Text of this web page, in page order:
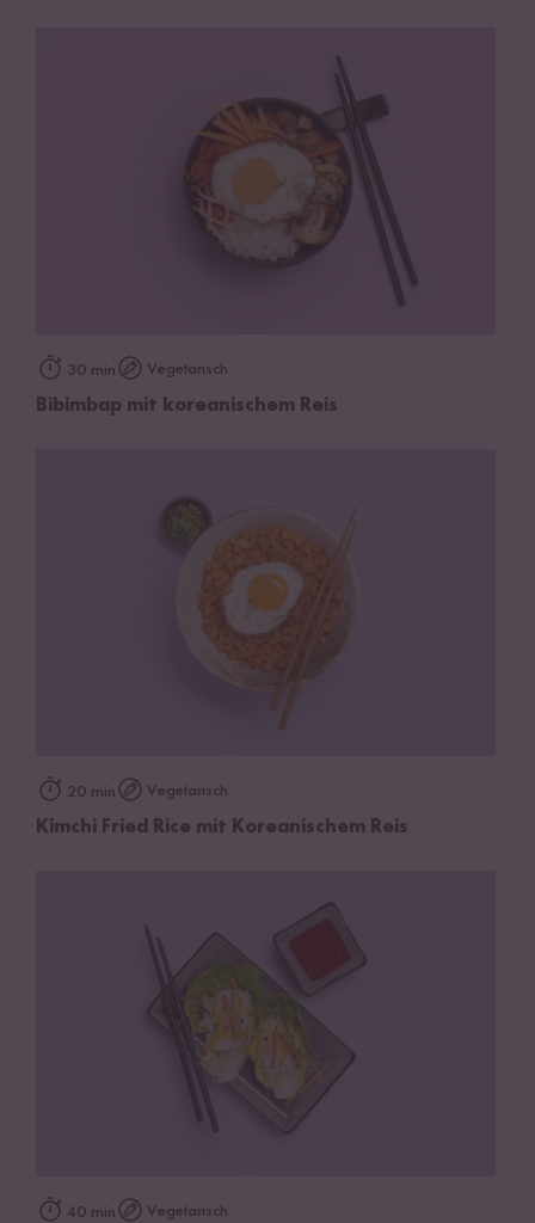
30 min Vegetarisch
Bibimbap mit koreanischem Reis
20 min Vegetarisch
Kimchi Fried Rice mit Koreanischem Reis
40 min Vegetarisch